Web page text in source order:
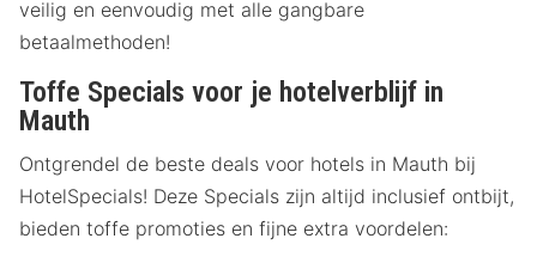
veilig en eenvoudig met alle gangbare
betaalmethoden!
Toffe Specials voor je hotelverblijf in
Mauth
Ontgrendel de beste deals voor hotels in Mauth bij
HotelSpecials! Deze Specials zijn altijd inclusief ontbijt,
bieden toffe promoties en fijne extra voordelen: